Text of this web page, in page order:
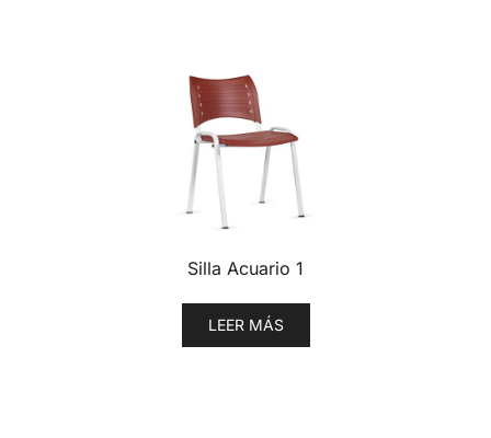
Silla Acuario 1
LEER MÁS